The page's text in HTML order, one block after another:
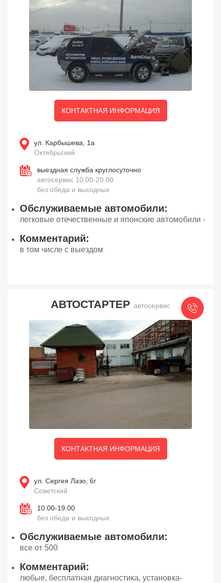
КОНТАКТНАЯ ИНФОРМАЦИЯ
ул. Карбышева, 1а
Октябрьский
выездная служба круглосуточно
автосервис 10.00-20.00
без обеда и выходных
Обслуживаемые автомобили:
легковые отечественные и японские автомобили -
Комментарий:
в том числе с выездом
АВТОСТАРТЕР автосервис
КОНТАКТНАЯ ИНФОРМАЦИЯ
ул. Сергея Лазо, 6г
Советский
10.00-19.00
без обеда и выходных
Обслуживаемые автомобили:
все от 500
Комментарий:
любые, бесплатная диагностика, установка-